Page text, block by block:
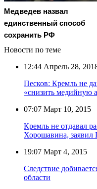
Медведев назвал
единственный способ
сохранить РФ
Новости по теме
12:44 Апрель 28,
Песков: Кремль не
«снизить медийную
07:07 Март 10, 2015
Кремль не отдавал
Хорошавина, заявил
19:07 Март 4, 2015
Следствие
области